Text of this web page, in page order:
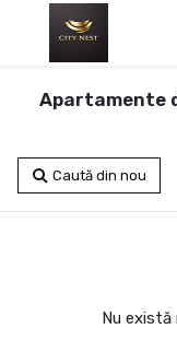
Apartamente
Caută din nou
Nu